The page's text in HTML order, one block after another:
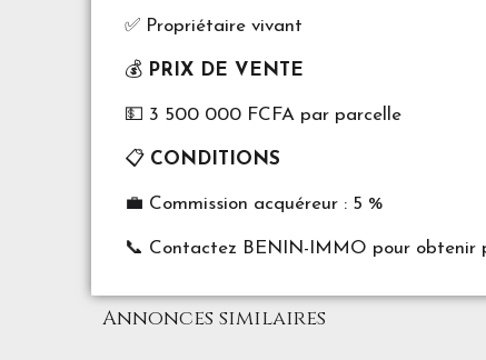
✅ Propriétaire vivant
💰 PRIX DE VENTE
💵 3 500 000 FCFA par parcelle
📋 CONDITIONS
💼 Commission acquéreur : 5 %
📞 Contactez BENIN-IMMO pour obtenir
Annonces similaires